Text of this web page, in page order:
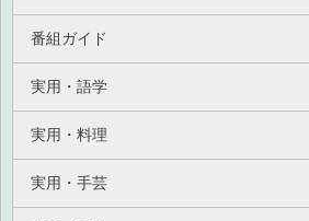
番組ガイド
実用・語学
実用・料理
実用・手芸